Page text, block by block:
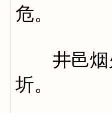
危。
井邑烟火
圻。